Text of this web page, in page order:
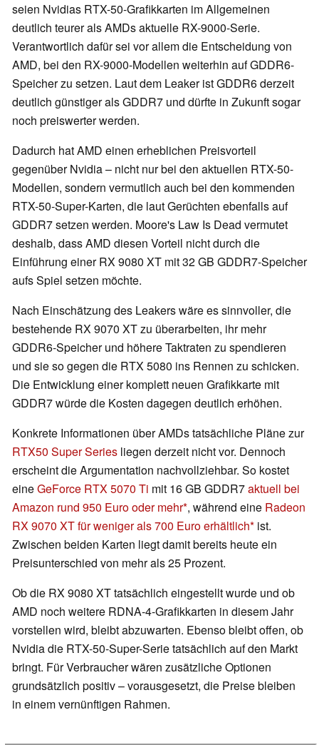
seien Nvidias RTX-50-Grafikkarten im Allgemeinen
deutlich teurer als AMDs aktuelle RX-9000-Serie.
Verantwortlich dafür sei vor allem die Entscheidung von
AMD, bei den RX-9000-Modellen weiterhin auf GDDR6-
Speicher zu setzen. Laut dem Leaker ist GDDR6 derzeit
deutlich günstiger als GDDR7 und dürfte in Zukunft sogar
noch preiswerter werden.
Dadurch hat AMD einen erheblichen Preisvorteil
gegenüber Nvidia – nicht nur bei den aktuellen RTX-50-
Modellen, sondern vermutlich auch bei den kommenden
RTX-50-Super-Karten, die laut Gerüchten ebenfalls auf
GDDR7 setzen werden. Moore's Law Is Dead vermutet
deshalb, dass AMD diesen Vorteil nicht durch die
Einführung einer RX 9080 XT mit 32 GB GDDR7-Speicher
aufs Spiel setzen möchte.
Nach Einschätzung des Leakers wäre es sinnvoller, die
bestehende RX 9070 XT zu überarbeiten, ihr mehr
GDDR6-Speicher und höhere Taktraten zu spendieren
und sie so gegen die RTX 5080 ins Rennen zu schicken.
Die Entwicklung einer komplett neuen Grafikkarte mit
GDDR7 würde die Kosten dagegen deutlich erhöhen.
Konkrete Informationen über AMDs tatsächliche Pläne zur
RTX50 Super Series liegen derzeit nicht vor. Dennoch
erscheint die Argumentation nachvollziehbar. So kostet
eineGeForce RTX 5070 Ti mit 16 GB GDDR7aktuell bei
Amazon rund 950 Euro oder mehr , während eine Radeon
RX 9070 XT für weniger als 700 Euro erhältlich ist.
Zwischen beiden Karten liegt damit bereits heute ein
Preisunterschied von mehr als 25 Prozent.
Ob die RX 9080 XT tatsächlich eingestellt wurde und ob
AMD noch weitere RDNA-4-Grafikkarten in diesem Jahr
vorstellen wird, bleibt abzuwarten. Ebenso bleibt offen, ob
Nvidia die RTX-50-Super-Serie tatsächlich auf den Markt
bringt. Für Verbraucher wären zusätzliche Optionen
grundsätzlich positiv – vorausgesetzt, die Preise bleiben
in einem vernünftigen Rahmen.